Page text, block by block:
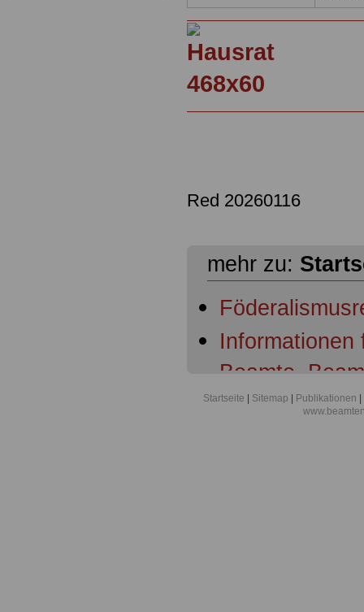
Red 20260116
mehr zu:
Informationen
Beamte,
Startseite Sitemap Publikationen